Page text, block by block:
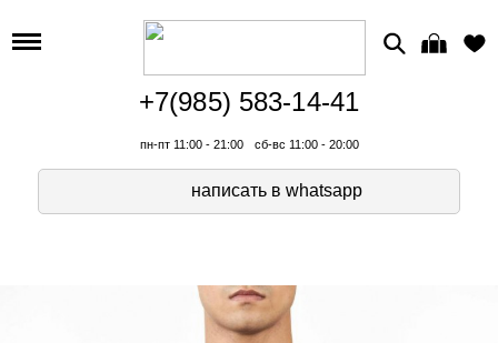
+7(985) 583-14-41
пн-пт 11:00 - 21:00 сб-вс 11:00 - 20:00
написать в whatsapp